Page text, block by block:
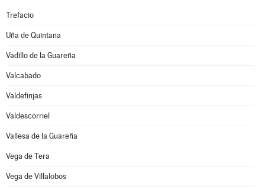
Trefacio
Uña de Quintana
Vadillo de la Guareña
Valcabado
Valdefinjas
Valdescorriel
Vallesa de la Guareña
Vega de Tera
Vega de Villalobos